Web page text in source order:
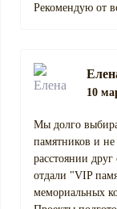
Рекомендую от
10
Мы долго
памятников и
расстоянии
отдали "VIP
мемориальных